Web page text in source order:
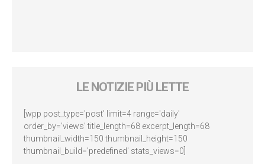
LE NOTIZIE PIÙ LETTE
[wpp post_type='post' limit=4 range='daily'
order_by='views' title_length=68 excerpt_length=68
thumbnail_width=150 thumbnail_height=150
thumbnail_build='predefined' stats_views=0]